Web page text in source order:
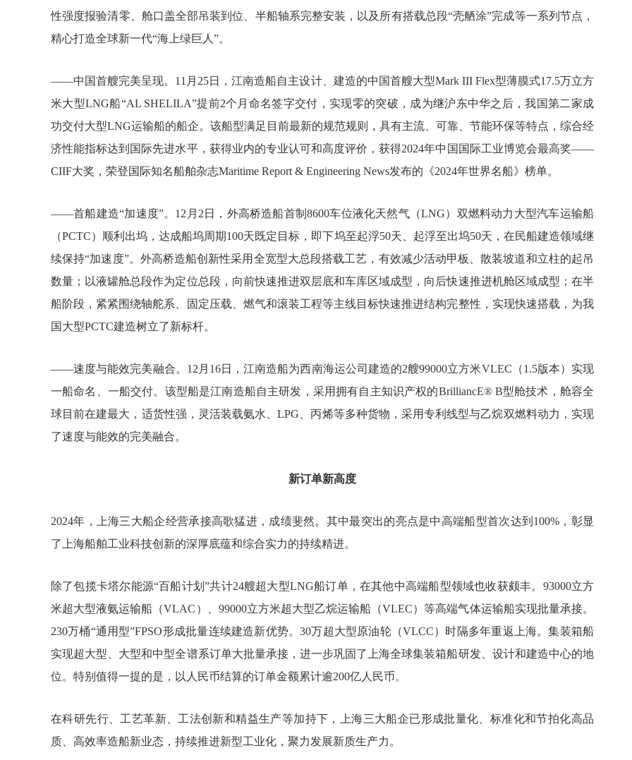
性强度报验清零、舱口盖全部吊装到位、半船轴系完整安装，以及所有搭载总段“壳舾涂”完成等一系列节点，
精心打造全球新一代“海上绿巨人”。
——中国首艘完美呈现。11月25日，江南造船自主设计、建造的中国首艘大型Mark III Flex型薄膜式17.5万立方
米大型LNG船“AL SHELILA”提前2个月命名签字交付，实现零的突破，成为继沪东中华之后，我国第二家成
功交付大型LNG运输船的船企。该船型满足目前最新的规范规则，具有主流、可靠、节能环保等特点，综合经
济性能指标达到国际先进水平，获得业内的专业认可和高度评价，获得2024年中国国际工业博览会最高奖——
CIIF大奖，荣登国际知名船舶杂志Maritime Report & Engineering News发布的《2024年世界名船》榜单。
——首船建造“加速度”。12月2日，外高桥造船首制8600车位液化天然气（LNG）双燃料动力大型汽车运输船
（PCTC）顺利出坞，达成船坞周期100天既定目标，即下坞至起浮50天、起浮至出坞50天，在民船建造领域继
续保持“加速度”。外高桥造船创新性采用全宽型大总段搭载工艺，有效减少活动甲板、散装坡道和立柱的起吊
数量；以液罐舱总段作为定位总段，向前快速推进双层底和车库区域成型，向后快速推进机舱区域成型；在半
船阶段，紧紧围绕轴舵系、固定压载、燃气和滚装工程等主线目标快速推进结构完整性，实现快速搭载，为我
国大型PCTC建造树立了新标杆。
——速度与能效完美融合。12月16日，江南造船为西南海运公司建造的2艘99000立方米VLEC（1.5版本）实现
一船命名、一船交付。该型船是江南造船自主研发，采用拥有自主知识产权的BrilliancE® B型舱技术，舱容全
球目前在建最大，适货性强，灵活装载氨水、LPG、丙烯等多种货物，采用专利线型与乙烷双燃料动力，实现
了速度与能效的完美融合。
新订单新高度
2024年，上海三大船企经营承接高歌猛进，成绩斐然。其中最突出的亮点是中高端船型首次达到100%，彰显
了上海船舶工业科技创新的深厚底蕴和综合实力的持续精进。
除了包揽卡塔尔能源“百船计划”共计24艘超大型LNG船订单，在其他中高端船型领域也收获颇丰。93000立方
米超大型液氨运输船（VLAC）、99000立方米超大型乙烷运输船（VLEC）等高端气体运输船实现批量承接。
230万桶“通用型”FPSO形成批量连续建造新优势。30万超大型原油轮（VLCC）时隔多年重返上海。集装箱船
实现超大型、大型和中型全谱系订单大批量承接，进一步巩固了上海全球集装箱船研发、设计和建造中心的地
位。特别值得一提的是，以人民币结算的订单金额累计逾200亿人民币。
在科研先行、工艺革新、工法创新和精益生产等加持下，上海三大船企已形成批量化、标准化和节拍化高品
质、高效率造船新业态，持续推进新型工业化，聚力发展新质生产力。